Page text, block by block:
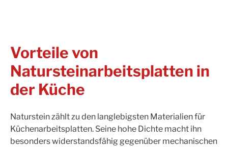
Vorteile von
Natursteinarbeitsplatten in
der Küche
Naturstein zählt zu den langlebigsten Materialien für
Küchenarbeitsplatten. Seine hohe Dichte macht ihn
besonders widerstandsfähig gegenüber mechanischen